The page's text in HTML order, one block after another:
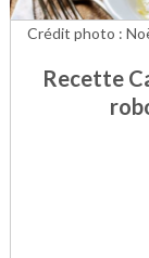
Recette
Crédit photo :